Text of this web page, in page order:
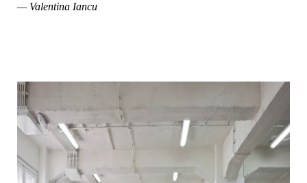
— Valentina Iancu